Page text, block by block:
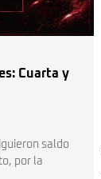
Cuarta y
saldo
por la